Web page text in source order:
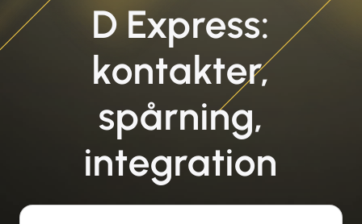
D Express:
kontakter,
spårning,
integration